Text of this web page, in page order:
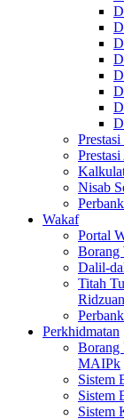
Nisab
Wakaf
Portal
Borang
Dalil-
Titah
Ridzuan
Perkhidmatan
Borang
MAIPk
Sistem
Sistem
Sistem